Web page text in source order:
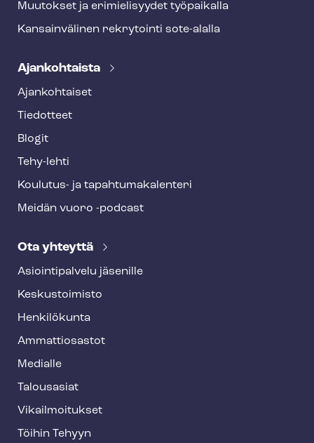
Muutokset ja erimielisyydet työpaikalla
Kansainvälinen rekrytointi sote-alalla
Ajankohtaista
Ajankohtaiset
Tiedotteet
Blogit
Tehy-lehti
Koulutus- ja ta­pah­tu­ma­ka­len­te­ri
Meidän vuoro -podcast
Ota yhteyttä
Asioin­ti­pal­ve­lu jäsenille
Keskustoimisto
Henkilökunta
Ammattiosastot
Medialle
Talousasiat
Vi­kail­moi­tuk­set
Töihin Tehyyn